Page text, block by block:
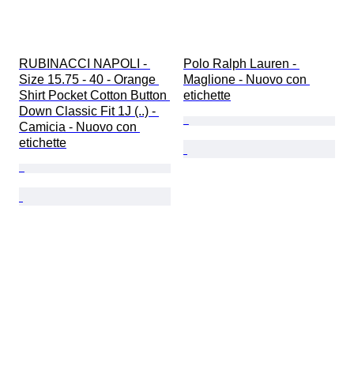
RUBINACCI NAPOLI -
Size 15.75 - 40 - Orange
Shirt Pocket Cotton Button
Down Classic Fit 1J (..) -
Camicia - Nuovo con
etichette
Polo Ralph Lauren -
Maglione - Nuovo con
etichette